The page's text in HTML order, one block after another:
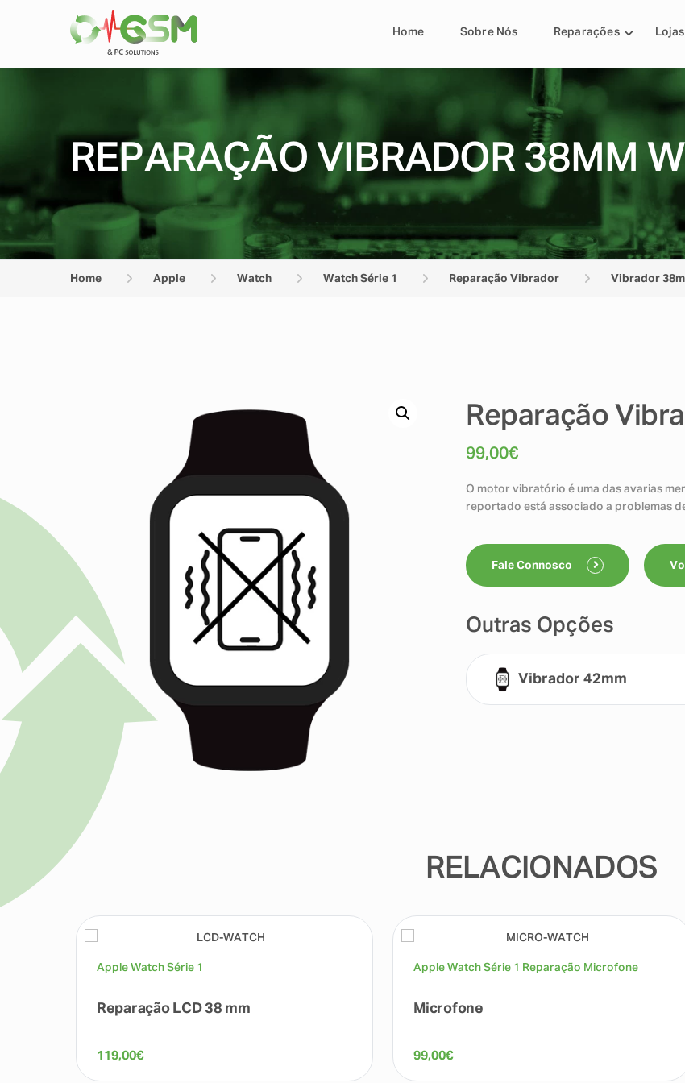
Home Sobre Nós Reparações Lojas
REPARAÇÃO VIBRADOR 38MM
Home Apple Watch Watch Série 1 Reparação Vibrador Vibrador
Reparação
99,00€
O motor vibratório é uma das avarias
reportado está associado a problemas
Fale Connosco
Outras Opções
Vibrador 42mm
RELACIONADOS
Apple Watch Série 1
Reparação LCD 38 mm
119,00€
Apple Watch Série 1 Reparação Microfone
Microfone
99,00€